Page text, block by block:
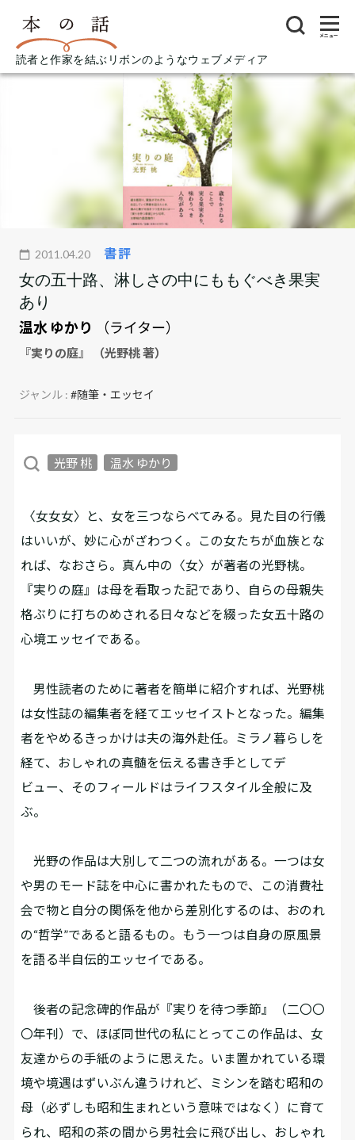
読者と作家を結ぶリボンのようなウェブメディア
メニュー
2011.04.20 書評
女の五十路、淋しさの中にももぐべき果実
あり
温水 ゆかり
（ライター）
『実りの庭』 （光野桃 著）
ジャンル :#随筆・エッセイ
光野 桃 温水 ゆかり
〈女女女〉と、女を三つならべてみる。見た目の行儀
はいいが、妙に心がざわつく。この女たちが血族とな
れば、なおさら。真ん中の〈女〉が著者の光野桃。
『実りの庭』は母を看取った記であり、自らの母親失
格ぶりに打ちのめされる日々などを綴った女五十路の
心境エッセイである。
男性読者のために著者を簡単に紹介すれば、光野桃
は女性誌の編集者を経てエッセイストとなった。編集
者をやめるきっかけは夫の海外赴任。ミラノ暮らしを
経て、おしゃれの真髄を伝える書き手としてデ
ビュー、そのフィールドはライフスタイル全般に及
ぶ。
光野の作品は大別して二つの流れがある。一つは女
や男のモード誌を中心に書かれたもので、この消費社
会で物と自分の関係を他から差別化するのは、おのれ
の“哲学”であると語るもの。もう一つは自身の原風景
を語る半自伝的エッセイである。
後者の記念碑的作品が『実りを待つ季節』（二〇〇
〇年刊）で、ほぼ同世代の私にとってこの作品は、女
友達からの手紙のように思えた。いま置かれている環
境や境遇はずいぶん違うけれど、ミシンを踏む昭和の
母（必ずしも昭和生まれという意味ではなく）に育て
られ、昭和の茶の間から男社会に飛び出し、おしゃれ